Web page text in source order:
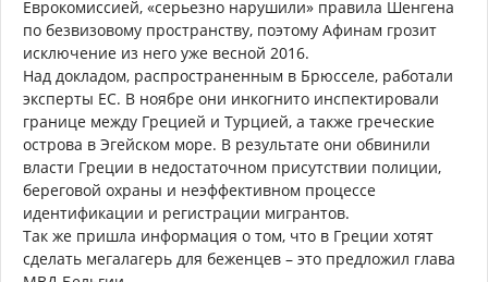
Еврокомиссией, «серьезно нарушили» правила Шенгена
по безвизовому пространству, поэтому Афинам грозит
исключение из него уже весной 2016.
Над докладом, распространенным в Брюсселе, работали
эксперты ЕС. В ноябре они инкогнито инспектировали
границе между Грецией и Турцией, а также греческие
острова в Эгейском море. В результате они обвинили
власти Греции в недостаточном присутствии полиции,
береговой охраны и неэффективном процессе
идентификации и регистрации мигрантов.
Так же пришла информация о том, что в Греции хотят
сделать мегалагерь для беженцев – это предложил глава